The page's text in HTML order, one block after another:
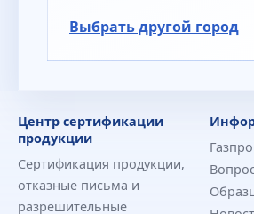
Выбрать другой город
Центр сертификации
продукции
Сертификация продукции,
отказные письма и
разрешительные